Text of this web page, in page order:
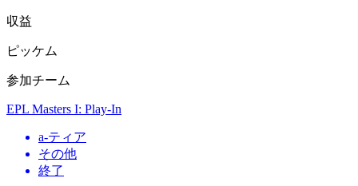
収益
ピッケム
参加チーム
EPL Masters I: Play-In
a-ティア
その他
終了